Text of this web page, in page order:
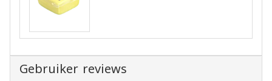
Gebruiker reviews